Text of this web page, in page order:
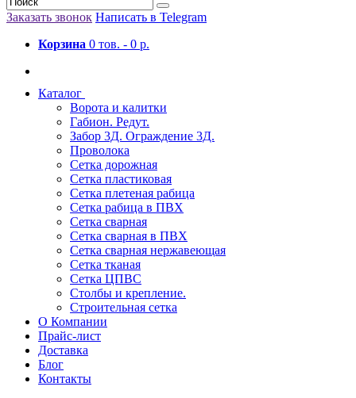
Заказать звонок Написать в Telegram
Корзина 0 тов. - 0 р.
Каталог
Ворота и калитки
Габион. Редут.
Забор 3Д. Ограждение 3Д.
Проволока
Сетка дорожная
Сетка пластиковая
Сетка плетеная рабица
Сетка рабица в ПВХ
Сетка сварная
Сетка сварная в ПВХ
Сетка сварная нержавеющая
Сетка тканая
Сетка ЦПВС
Столбы и крепление.
Строительная сетка
О Компании
Прайс-лист
Доставка
Блог
Контакты